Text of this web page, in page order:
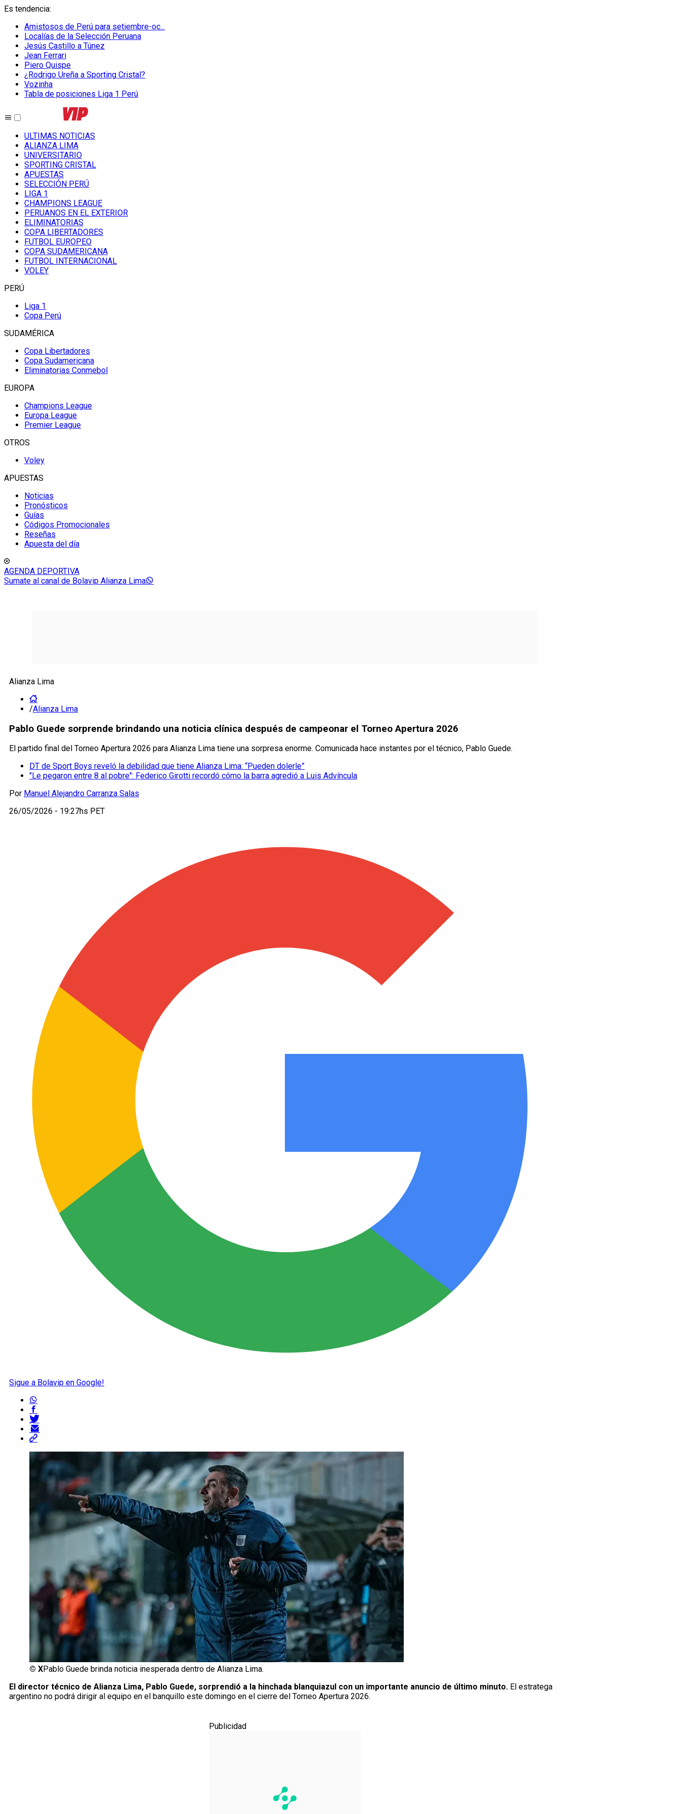
Es tendencia:
Amistosos de Perú para setiembre-oc...
Localías de la Selección Peruana
Jesús Castillo a Túnez
Jean Ferrari
Piero Quispe
¿Rodrigo Ureña a Sporting Cristal?
Vozinha
Tabla de posiciones Liga 1 Perú
ULTIMAS NOTICIAS
ALIANZA LIMA
UNIVERSITARIO
SPORTING CRISTAL
APUESTAS
SELECCIÓN PERÚ
LIGA 1
CHAMPIONS LEAGUE
PERUANOS EN EL EXTERIOR
ELIMINATORIAS
COPA LIBERTADORES
FUTBOL EUROPEO
COPA SUDAMERICANA
FUTBOL INTERNACIONAL
VOLEY
PERÚ
Liga 1
Copa Perú
SUDAMÉRICA
Copa Libertadores
Copa Sudamericana
Eliminatorias Conmebol
EUROPA
Champions League
Europa League
Premier League
OTROS
Voley
APUESTAS
Noticias
Pronósticos
Guías
Códigos Promocionales
Reseñas
Apuesta del día
AGENDA DEPORTIVA
Sumate al canal de Bolavip Alianza Lima
Alianza Lima
/Alianza Lima
Pablo Guede sorprende brindando una noticia clínica después de campeonar el Torneo Apertura 2026
El partido final del Torneo Apertura 2026 para Alianza Lima tiene una sorpresa enorme. Comunicada hace instantes por el técnico, Pablo Guede.
DT de Sport Boys reveló la debilidad que tiene Alianza Lima: “Pueden dolerle”
"Le pegaron entre 8 al pobre": Federico Girotti recordó cómo la barra agredió a Luis Advíncula
Por Manuel Alejandro Carranza Salas
26/05/2026 - 19:27hs PET
Sigue a Bolavip en Google!
© XPablo Guede brinda noticia inesperada dentro de Alianza Lima.
El director técnico de Alianza Lima, Pablo Guede, sorprendió a la hinchada blanquiazul con un importante anuncio de último minuto. El estratega
argentino no podrá dirigir al equipo en el banquillo este domingo en el cierre del Torneo Apertura 2026.
Publicidad